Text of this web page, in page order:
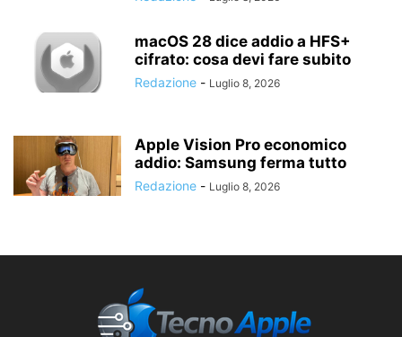
macOS 28 dice addio a HFS+
cifrato: cosa devi fare subito
Redazione - Luglio 8, 2026
Apple Vision Pro economico
addio: Samsung ferma tutto
Redazione - Luglio 8, 2026